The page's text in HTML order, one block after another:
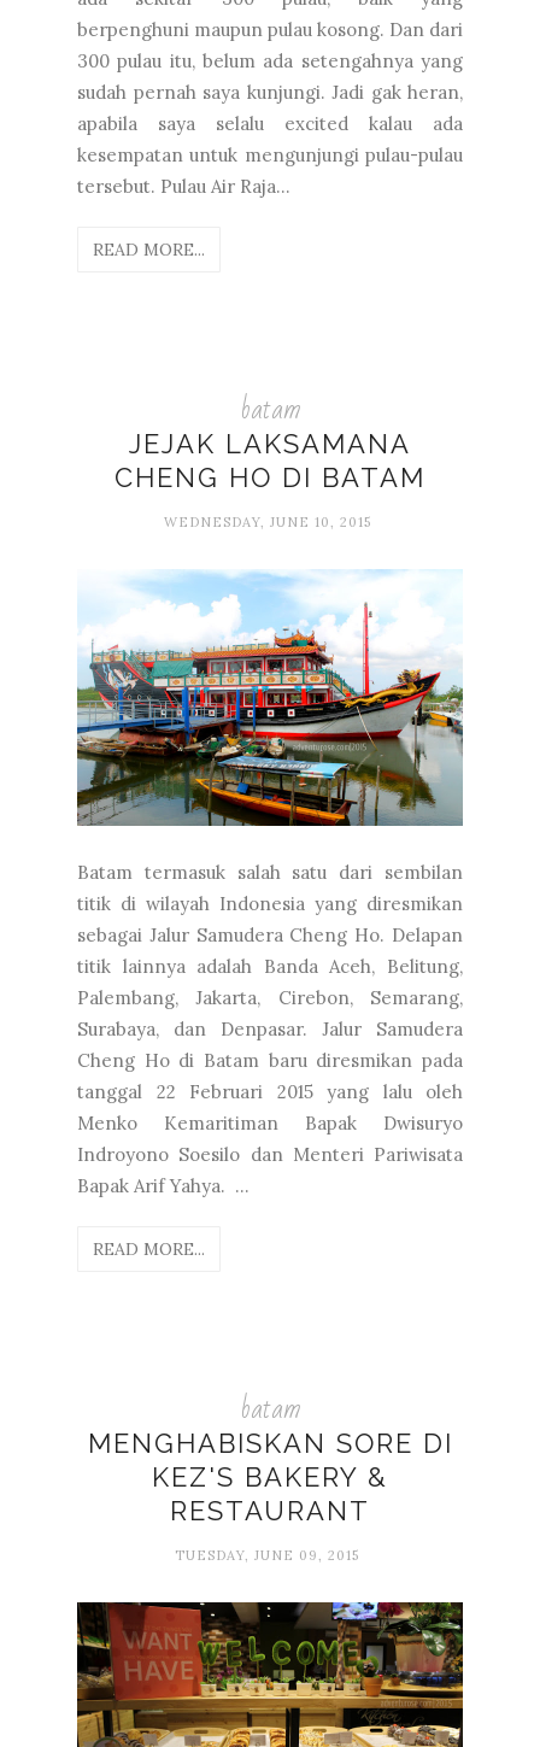
berpenghuni maupun pulau kosong. Dan dari
300 pulau itu, belum ada setengahnya yang
sudah pernah saya kunjungi. Jadi gak heran,
apabila saya selalu excited kalau ada
kesempatan untuk mengunjungi pulau-pulau
tersebut. Pulau Air Raja...
READ MORE...
batam
JEJAK LAKSAMANA
CHENG HO DI BATAM
WEDNESDAY, JUNE 10, 2015
Batam termasuk salah satu dari sembilan
titik di wilayah Indonesia yang diresmikan
sebagai Jalur Samudera Cheng Ho. Delapan
titik lainnya adalah Banda Aceh, Belitung,
Palembang, Jakarta, Cirebon, Semarang,
Surabaya, dan Denpasar. Jalur Samudera
Cheng Ho di Batam baru diresmikan pada
tanggal 22 Februari 2015 yang lalu oleh
Menko Kemaritiman Bapak Dwisuryo
Indroyono Soesilo dan Menteri Pariwisata
Bapak Arif Yahya. ...
READ MORE...
batam
MENGHABISKAN SORE DI
KEZ'S BAKERY &
RESTAURANT
TUESDAY, JUNE 09, 2015